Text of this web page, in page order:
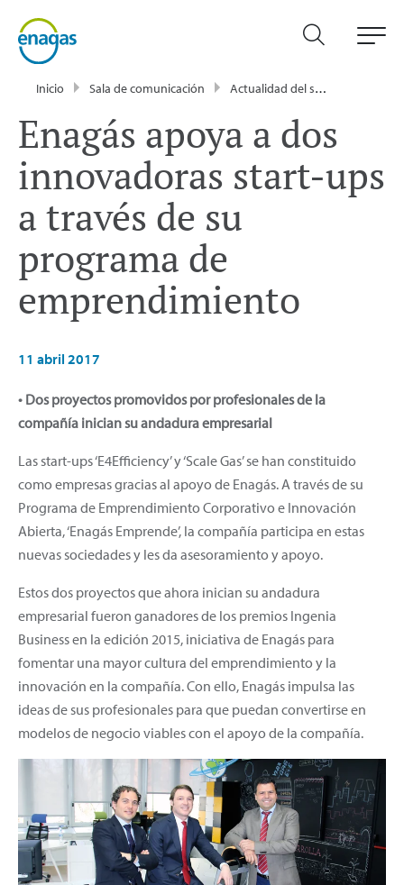
Inicio Sala de comunicación Actualidad del sector energético - Enagás
Enagás apoya a dos
innovadoras start-ups
a través de su
programa de
emprendimiento
11 abril 2017
• Dos proyectos promovidos por profesionales de la
compañía inician su andadura empresarial
Las start-ups ‘E4Efficiency’ y ‘Scale Gas’ se han constituido
como empresas gracias al apoyo de Enagás. A través de su
Programa de Emprendimiento Corporativo e Innovación
Abierta, ‘Enagás Emprende’, la compañía participa en estas
nuevas sociedades y les da asesoramiento y apoyo.
Estos dos proyectos que ahora inician su andadura
empresarial fueron ganadores de los premios Ingenia
Business en la edición 2015, iniciativa de Enagás para
fomentar una mayor cultura del emprendimiento y la
innovación en la compañía. Con ello, Enagás impulsa las
ideas de sus profesionales para que puedan convertirse en
modelos de negocio viables con el apoyo de la compañía.